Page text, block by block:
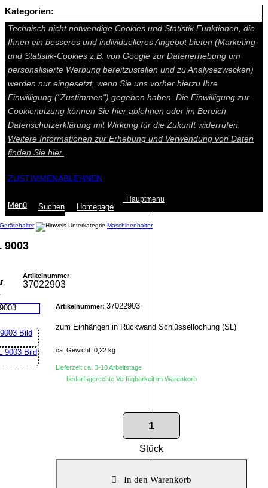
Auf dieser Seite werden technisch notwendige Cookies gesetzt.
Technisch nicht notwendige Cookies und Statistik Funktionen, die
Ihnen ein besseres und individuelleres Angebot bieten (Marketing-
und Statistik-Cookies z.B. von Google zur Datenerhebung um
personalisierte Werbung bereitzustellen und zu Analysezwecken)
werden nur eingesetzt, wenn Sie uns vorher hierzu Ihre
Einwilligung ("Zustimmen") gegeben haben. Die Einwilligung zur
Cookienutzung können Sie hier ablehnen oder im Bereich
Datenschutzerklärung mit Wirkung für die Zukunft widerrufen.
Weitere Informationen zur Erhebung und Verwendung von Daten
finden Sie hier.
ZUSTIMMENABLEHNEN
Menü Suchen Homepage
Hauptmenu
Gerätehalter Maschinenhalter
9003
Artikelnummer
37022903
Artikelnummer: 37022903
zum Einhängen in Rückwand Schlüssellochung (SL)
ca. Gewicht: 0,22 kg
Lieferzeit ca. 3-10 Arbeitstage
bedarfsgerechte Verfügbarkeit im Warenkorb
Stück
Kategorien: